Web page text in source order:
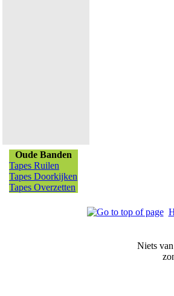
Oude Banden
Tapes Ruilen
Tapes Doorkijken
Tapes Overzetten
Niets